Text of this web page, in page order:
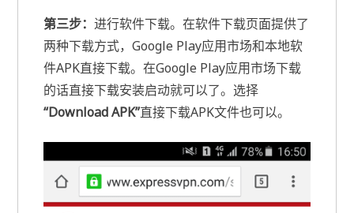
第三步：进行软件下载。在软件下载页面提供了
两种下载方式，Google Play应用市场和本地软
件APK直接下载。在Google Play应用市场下载
的话直接下载安装启动就可以了。选择
“Download APK”直接下载APK文件也可以。